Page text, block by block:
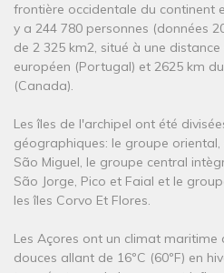
frontière occidentale du continent
y a 244 780 personnes (données
de 2 325 km2, situé à une
européen (Portugal) et 2625 km
(Canada).
Les îles de l'archipel ont été
géographiques: le groupe
São Miguel, le groupe central
São Jorge, Pico et Faial et le
les îles Corvo Et Flores.
Les Açores ont un climat maritime
douces allant de 16ºC (60ºF) en